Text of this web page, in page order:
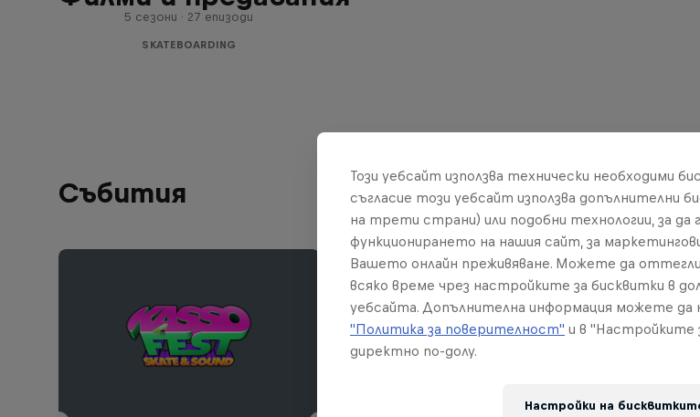
5 сезони · 27 епизоди
SKATEBOARDING
Събития
Този уебсайт използва технически необходими
съгласие този уебсайт използва допълнителни
на трети страни) или подобни технологии, за да
функционирането на нашия сайт, за
Вашето онлайн преживяване. Можете да
всяко време чрез настройките за бисквитки в
уебсайта. Допълнителна информация можете
"Политика за поверителност" и в "Настройките
директно по-долу.
Настройки на